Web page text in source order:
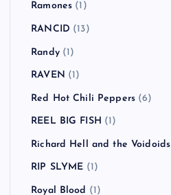
Ramones (1)
RANCID (13)
Randy(1)
RAVEN (1)
Red Hot Chili Peppers (6)
REEL BIG FISH (1)
Richard Hell and the Voidoids
RIP SLYME (1)
Royal Blood (1)